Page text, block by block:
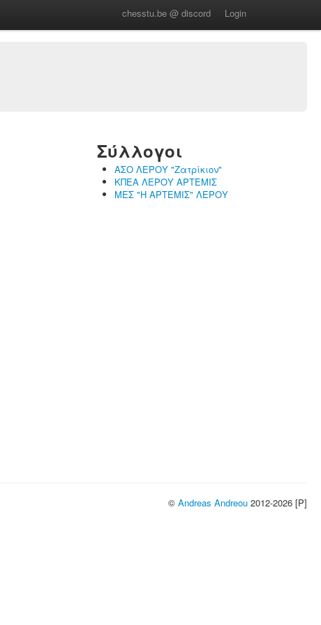
chesstu.be @ discord Login
Σύλλογοι
ΑΣΟ ΛΕΡΟΥ "Ζατρίκιον"
ΚΠΕΑ ΛΕΡΟΥ ΑΡΤΕΜΙΣ
ΜΕΣ "Η ΑΡΤΕΜΙΣ" ΛΕΡΟΥ
© Andreas Andreou 2012-2026 [P]